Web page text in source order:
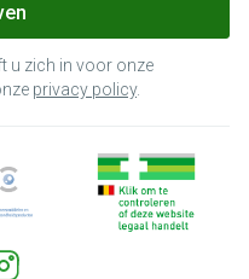
u zich in voor onze
privacy policy.